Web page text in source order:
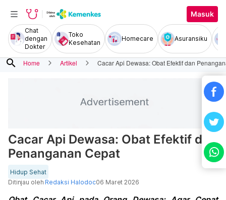
Masuk
Chat
dengan
Dokter
Toko
Kesehatan
Homecare Asuransiku
search Home Artikel Cacar Api Dewasa: Obat Efektif dan
Cacar Api Dewasa: Obat Efektif dan
Penanganan Cepat
Hidup Sehat
Ditinjau oleh Redaksi Halodoc06 Maret 2026